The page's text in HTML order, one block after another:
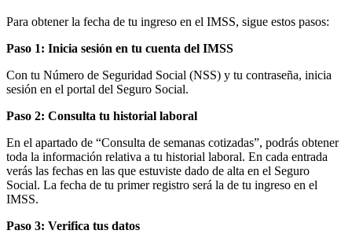
Para obtener la fecha de tu ingreso en el IMSS, sigue estos pasos:
Paso 1: Inicia sesión en tu cuenta del IMSS
Con tu Número de Seguridad Social (NSS) y tu contraseña, inicia
sesión en el portal del Seguro Social.
Paso 2: Consulta tu historial laboral
En el apartado de “Consulta de semanas cotizadas”, podrás obtener
toda la información relativa a tu historial laboral. En cada entrada
verás las fechas en las que estuviste dado de alta en el Seguro
Social. La fecha de tu primer registro será la de tu ingreso en el
IMSS.
Paso 3: Verifica tus datos